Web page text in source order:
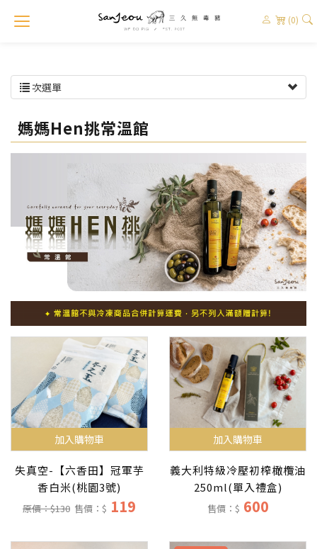
(0)
次選單
媽媽Hen挑常溫館
加入購物車
失真空-【六香田】冠軍芋
香白米(桃園3號)
原價：$130 售價：$ 119
加入購物車
義大利特級冷壓初榨橄欖油
250ml(單入禮盒)
售價：$ 600